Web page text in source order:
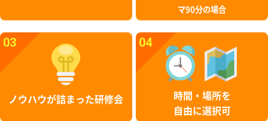
マ90分の場合
03
ノウハウが詰まった研修会
04
時間・場所を
自由に選択可